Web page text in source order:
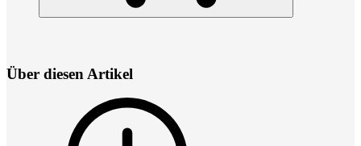
Über diesen Artikel